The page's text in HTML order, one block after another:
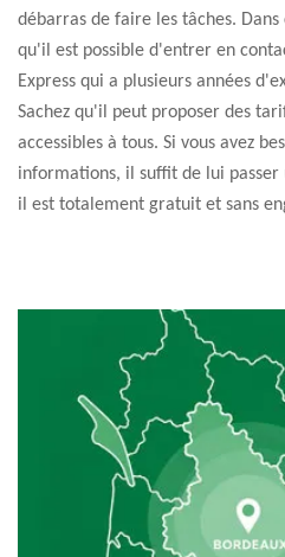
débarras de faire les tâches. Dans
qu'il est possible d'entrer en
Express qui a plusieurs années
Sachez qu'il peut proposer des
accessibles à tous. Si vous avez
informations, il suffit de lui passer
il est totalement gratuit et sans